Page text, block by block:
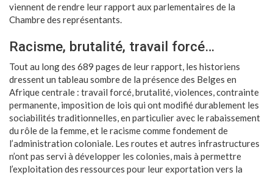
viennent de rendre leur rapport aux parlementaires de la
Chambre des représentants.
Racisme, brutalité, travail forcé…
Tout au long des 689 pages de leur rapport, les historiens
dressent un tableau sombre de la présence des Belges en
Afrique centrale : travail forcé, brutalité, violences, contrainte
permanente, imposition de lois qui ont modifié durablement les
sociabilités traditionnelles, en particulier avec le rabaissement
du rôle de la femme, et le racisme comme fondement de
l’administration coloniale. Les routes et autres infrastructures
n’ont pas servi à développer les colonies, mais à permettre
l’exploitation des ressources pour leur exportation vers la